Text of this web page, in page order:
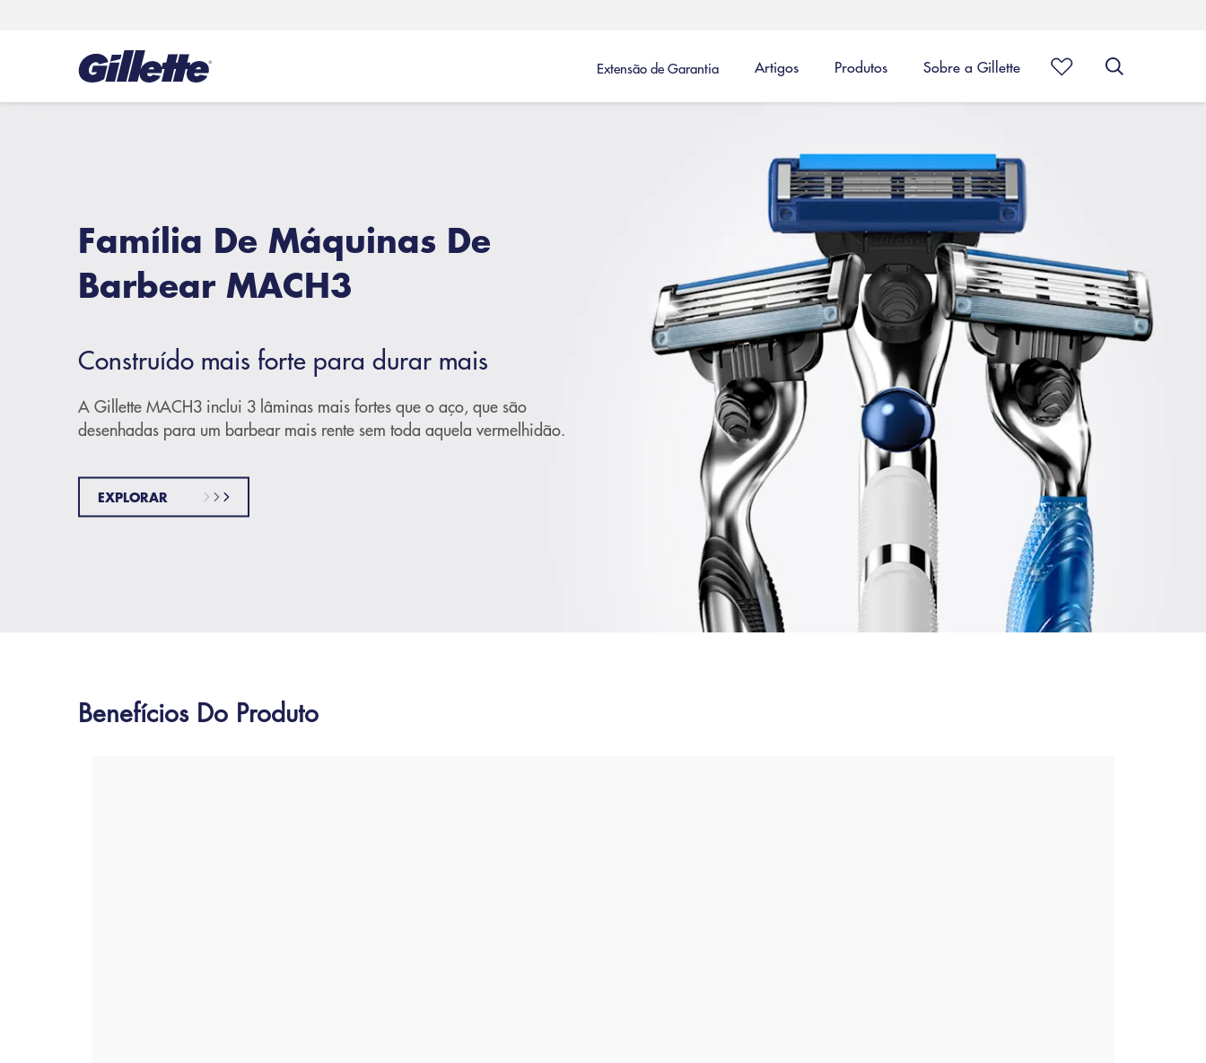
Extensão de Garantia Artigos Produtos Sobre a Gillette
Família De Máquinas De
Barbear MACH3
Construído mais forte para durar mais
A Gillette MACH3 inclui 3 lâminas mais fortes que o aço, que são
desenhadas para um barbear mais rente sem toda aquela vermelhidão.
EXPLORAR
Benefícios Do Produto